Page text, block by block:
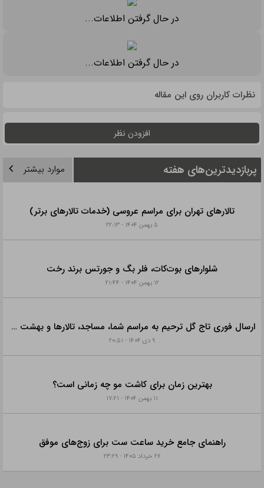
در حال گرفتن اطلاعات...
در حال گرفتن اطلاعات...
نظرات کاربران روی این مقاله
افزودن نظر
پربازدیدترین‌های هفته موارد بیشتر
تالارهای تهران برای مراسم عروسی (خدمات تالارهای برتر)
۵ بهمن ۱۴۰۴ - ۲۲:۱۳
شلوارهای بوت‌کات، فلر بگ و جورتس برند رخت
۱۲ بهمن ۱۴۰۴ - ۲۱:۴۴
ارسال فوری تاج گل ترحیم به مراسم شما، مساجد، تالارها و بهشت زهرا با خدمات ویژه
۹ دی ۱۴۰۴ - ۲۰:۵۱
بهترین زمان برای کاشت مو چه زمانی است؟
۱۱ بهمن ۱۴۰۴ - ۱۷:۲۱
راهنمای جامع خرید ساعت ست برای زوج‌های موفق
۲۶ خرداد ۱۴۰۵ - ۲۳:۲۹